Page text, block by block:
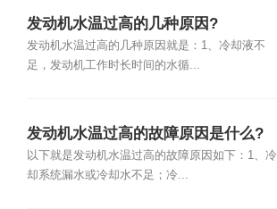
发动机水温过高的几种原因?
发动机水温过高的几种原因就是：1、冷却液不
足，发动机工作时长时间的水循...
发动机水温过高的故障原因是什么?
以下就是发动机水温过高的故障原因如下：1、冷
却系统漏水或冷却水不足；冷...